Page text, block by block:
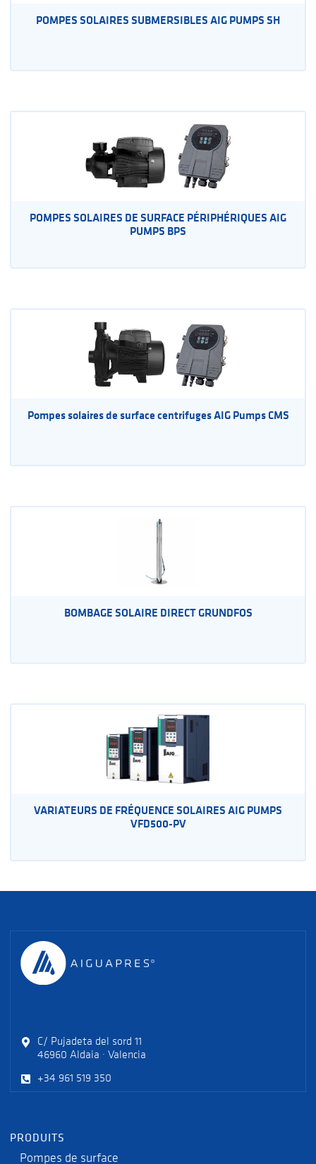
POMPES SOLAIRES SUBMERSIBLES AIG PUMPS SH
POMPES SOLAIRES DE SURFACE PÉRIPHÉRIQUES AIG
PUMPS BPS
Pompes solaires de surface centrifuges AIG Pumps CMS
BOMBAGE SOLAIRE DIRECT GRUNDFOS
VARIATEURS DE FRÉQUENCE SOLAIRES AIG PUMPS
VFD500-PV
C/ Pujadeta del sord 11
46960 Aldaia · Valencia
+34 961 519 350
PRODUITS
Pompes de surface